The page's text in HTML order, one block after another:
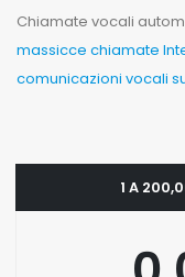
Chiamate vocali
massicce chiamate
comunicazioni vocali
1 A